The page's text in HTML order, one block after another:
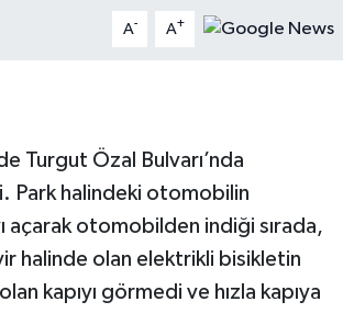
A- A+
Turgut Özal Bulvarı’nda
Park halindeki otomobilin
açarak otomobilden indiği sırada,
halinde olan elektrikli bisikletin
kapıyı görmedi ve hızla kapıya